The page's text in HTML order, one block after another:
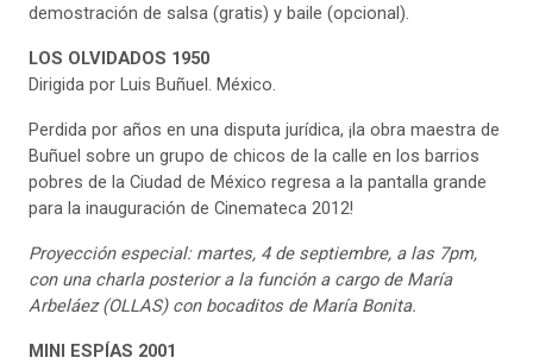
demostración de salsa (gratis) y baile (opcional).
LOS OLVIDADOS 1950
Dirigida por Luis Buñuel. México.
Perdida por años en una disputa jurídica, ¡la obra maestra de
Buñuel sobre un grupo de chicos de la calle en los barrios
pobres de la Ciudad de México regresa a la pantalla grande
para la inauguración de Cinemateca 2012!
Proyección especial: martes, 4 de septiembre, a las 7pm,
con una charla posterior a la función a cargo de María
Arbeláez (OLLAS) con bocaditos de María Bonita.
MINI ESPÍAS 2001